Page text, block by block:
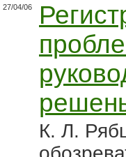
27/04/06
К. Л.